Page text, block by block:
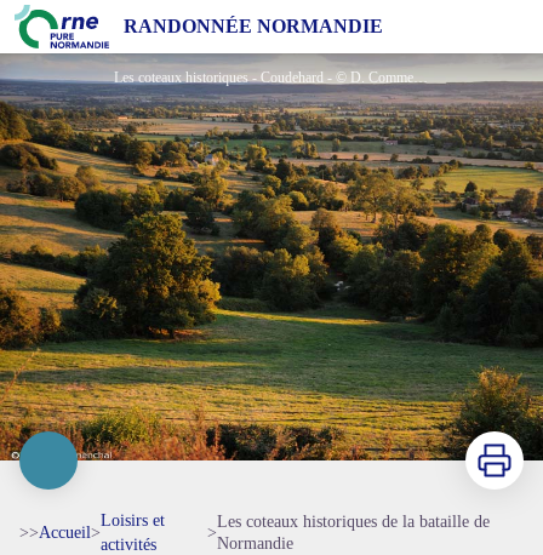
RANDONNÉE NORMANDIE
Les coteaux historiques de la bataille de Normandie
Les coteaux historiques - Coudehard - © D. Commenchal
Imprimer
>>Accueil>
Loisirs et
activités
>
Les coteaux historiques de la bataille de
Normandie